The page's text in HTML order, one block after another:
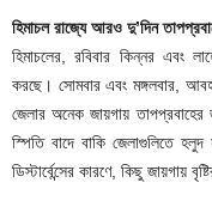
হিমাচল রাজ্যে আরও দু’দিন
হিমাচলের, রবিবার কিন্নর এবং
করছে। সোমবার এবং মঙ্গলবার,
জেলার অনেক জায়গায়
স্পিতি বাদে বাকি জেলাগুলিতে
ডিস্টার্বেন্সের কারণে, কিছু জায়গায়